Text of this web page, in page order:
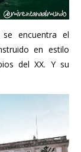
encuentra el
en estilo
del XX. Y su